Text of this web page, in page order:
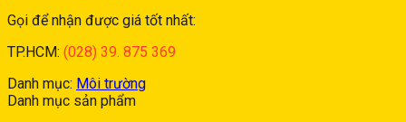
Gọi để nhận được giá tốt nhất:
TP.HCM: (028) 39. 875 369
Danh mục: Môi trường
Danh mục sản phẩm